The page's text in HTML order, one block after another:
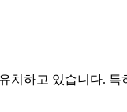
치하고 있습니다.